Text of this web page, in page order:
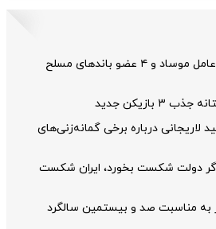
وزارت اطلاعات: ۲۱ عامل موساد و ۴ عضو باندهای مسلح
بازیکن جدید
لاریجانی درباره برخی گمانه‌زنی‌های
دولت شکست بخورد، ایران شکست
به مناسبت صد و بیستمین سالگرد